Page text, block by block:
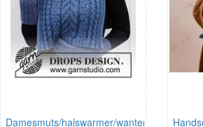
Damesmuts/halswarmer/wanten